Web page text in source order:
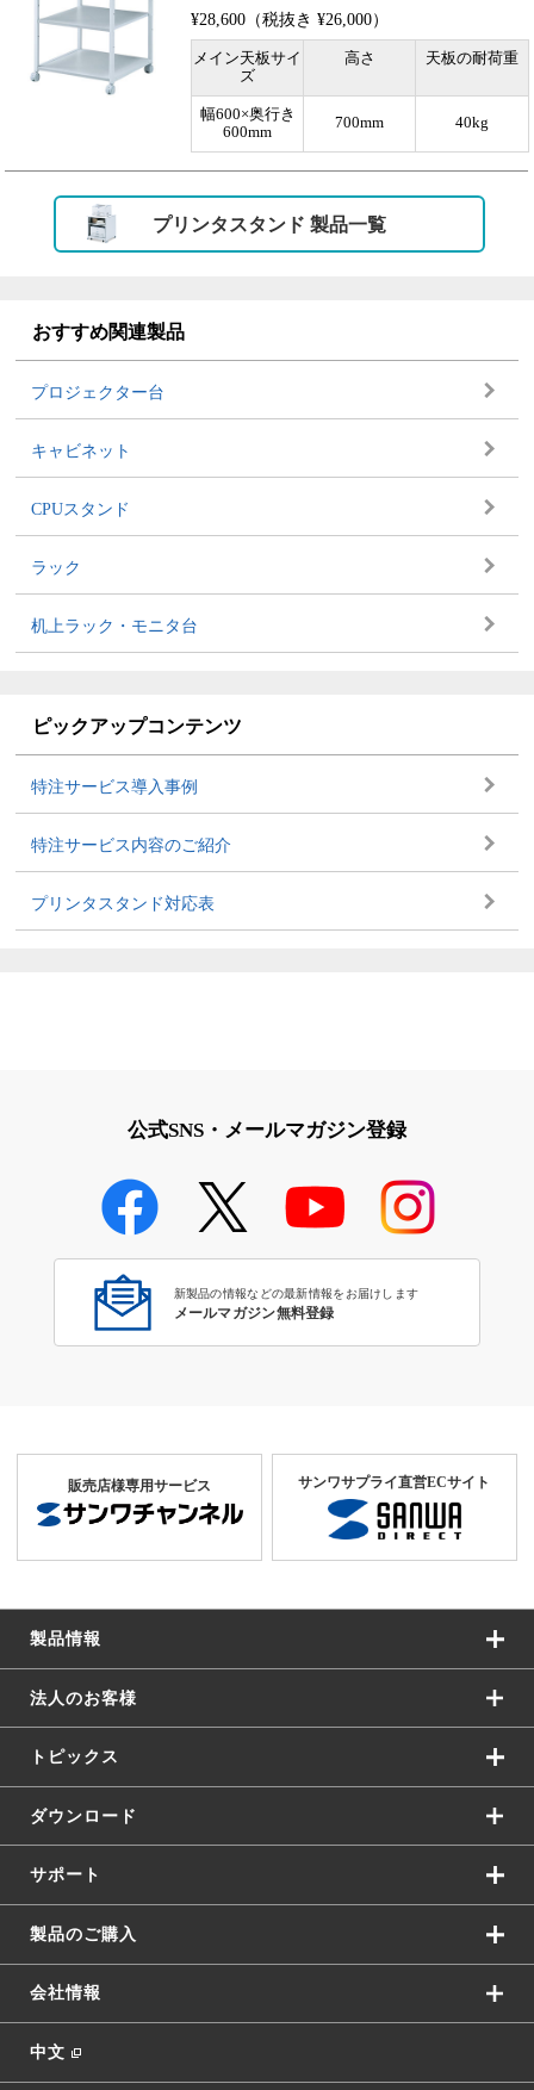
¥28,600（税抜き ¥26,000）
メイン天板サイ
ズ
高さ 天板の耐荷重
幅600×奥行き
600mm
700mm 40kg
プリンタスタンド 製品一覧
おすすめ関連製品
プロジェクター台
キャビネット
CPUスタンド
ラック
机上ラック・モニタ台
ピックアップコンテンツ
特注サービス導入事例
特注サービス内容のご紹介
プリンタスタンド対応表
公式SNS・メールマガジン登録
新製品の情報などの最新情報をお届けします
メールマガジン無料登録
販売店様専用サービス サンワサプライ直営ECサイト
製品情報
法人のお客様
トピックス
ダウンロード
サポート
製品のご購入
会社情報
中文